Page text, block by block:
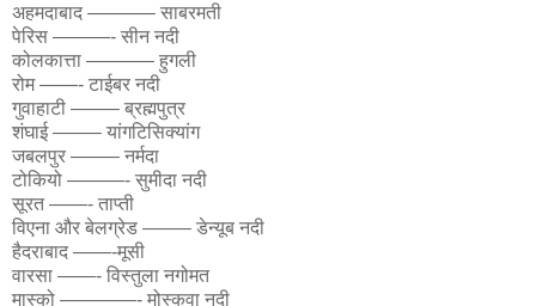
अहमदाबाद ———– साबरमती
पेरिस ———- सीन नदी
कोलकात्ता ———– हुगली
रोम ——- टाईबर नदी
गुवाहाटी ——– ब्रह्मपुत्र
शंघाई ——– यांगटिसिक्यांग
जबलपुर ——– नर्मदा
टोकियो ———- सुमीदा नदी
सूरत ——- ताप्ती
विएना और बेलग्रेड ——– डेन्यूब नदी
हैदराबाद ——-मूसी
वारसा ——- विस्तुला नगोमत
मास्को ————- मोस्कवा नदी